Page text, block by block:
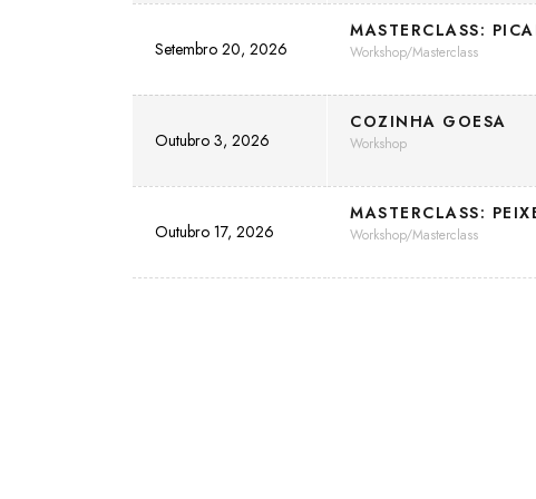
Setembro 20, 2026
MASTERCLASS:
Workshop/Masterclass
Outubro 3, 2026
COZINHA GOESA
Workshop
Outubro 17, 2026
MASTERCLASS:
Workshop/Masterclass